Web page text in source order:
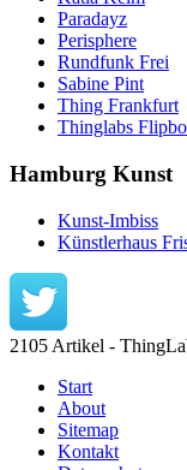
Paradayz
Perisphere
Rundfunk Frei
Sabine Pint
Thing Frankfurt
Thinglabs
Hamburg Kunst
Kunst-Imbiss
Künstlerhaus
2105 Artikel -
Start
About
Sitemap
Kontakt